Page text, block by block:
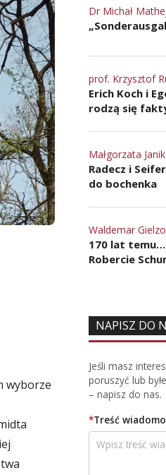
wyborze
Dr Michał
prof. Krzysztof
Erich Koch i
rodzą się
Małgorzata Janik
Radecz i
do bochenka
Waldemar
170 lat
Robercie
NAPISZ DO
Jeśli masz
poruszyć lub
– napisz do nas.
*Treść